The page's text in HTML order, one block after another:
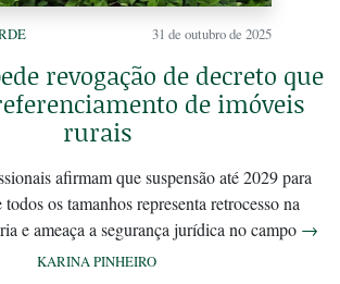
31 de outubro de 2025
revogação de decreto que
de imóveis
rurais
afirmam que suspensão até 2029 para
os tamanhos representa retrocesso na
e ameaça a segurança jurídica no campo →
KARINA PINHEIRO